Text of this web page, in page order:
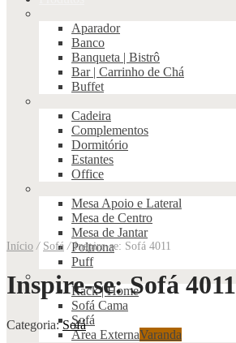
Aparador
Banco
Banqueta | Bistrô
Bar | Carrinho de Chá
Buffet
Cadeira
Complementos
Dormitório
Estantes
Office
Mesa Apoio e Lateral
Mesa de Centro
Mesa de Jantar
Poltrona
Puff
Rack | Home
Sofá Cama
Sofá
Área ExternaVaranda
Início / Sofá /Inspire-se: Sofá 4011
Inspire-se: Sofá 4011
Categoria:Sofá